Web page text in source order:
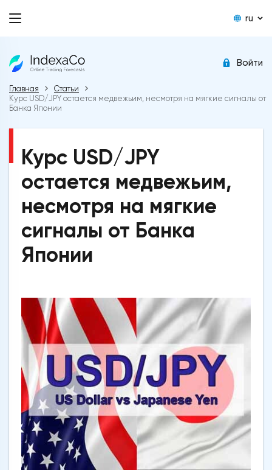
ru
Войти
Главная
Статьи
Курс USD/JPY остается медвежьим, несмотря на мягкие сигналы от
Банка Японии
Курс USD/JPY
остается медвежьим,
несмотря на мягкие
сигналы от Банка
Японии